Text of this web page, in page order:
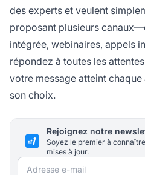
des experts et veulent
proposant plusieurs
intégrée, webinaires, appels
répondez à toutes les
votre message atteint
son choix.
Rejoignez notre
Soyez le premier à
mises à jour.
Adresse e-mail